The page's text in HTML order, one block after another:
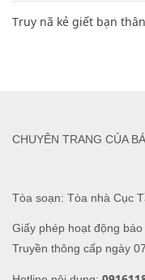
Truy nã kẻ giết bạn
Tòa soạn: Tòa nhà Cục
Giấy phép hoạt động
Truyền thông cấp ngày
CHUYÊN TRANG CỦA